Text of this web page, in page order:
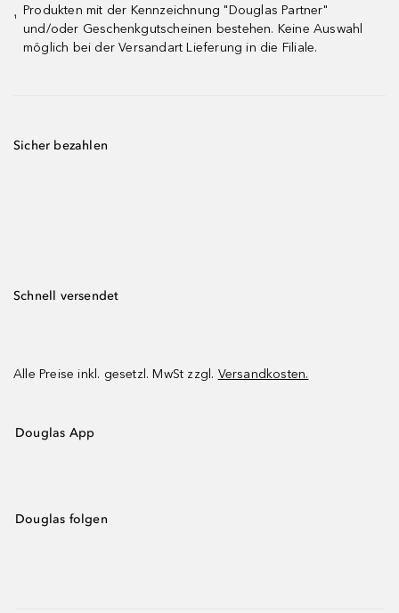
¹
Produkten mit der Kennzeichnung "Douglas Partner"
und/oder Geschenkgutscheinen bestehen. Keine Auswahl
möglich bei der Versandart Lieferung in die Filiale.
Sicher bezahlen
Schnell versendet
Alle Preise inkl. gesetzl. MwSt zzgl. Versandkosten.
Douglas App
Douglas folgen